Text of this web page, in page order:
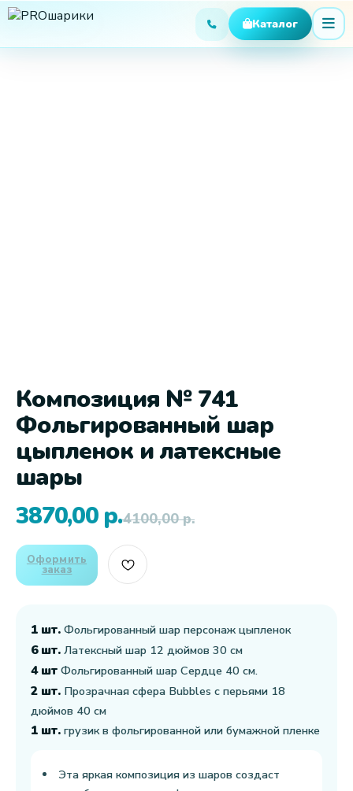
Композиция № 741
Фольгированный шар
цыпленок и латексные
шары
3870,00 р.4100,00 р.
Оформить
заказ
1 шт. Фольгированный шар персонаж цыпленок
6 шт. Латексный шар 12 дюймов 30 см
4 шт Фольгированный шар Сердце 40 см.
2 шт. Прозрачная сфера Bubbles с перьями 18
дюймов 40 см
1 шт. грузик в фольгированной или бумажной пленке
Эта яркая композиция из шаров создаст